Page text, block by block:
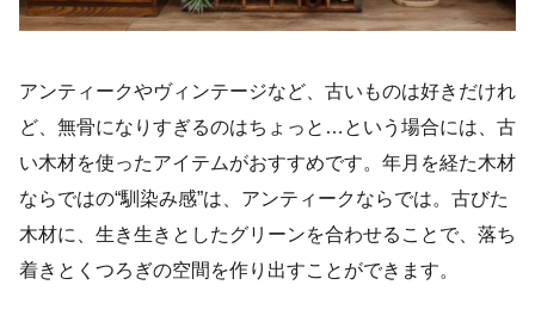
アンティークやヴィンテージなど、古いものは好きだけれ
ど、無骨になりすぎるのはちょっと…という場合には、古
い木材を使ったアイテムがおすすめです。年月を経た木材
ならではの“馴染み感”は、アンティークならでは。古びた
木材に、生き生きとしたグリーンを合わせることで、落ち
着きとくつろぎの空間を作り出すことができます。